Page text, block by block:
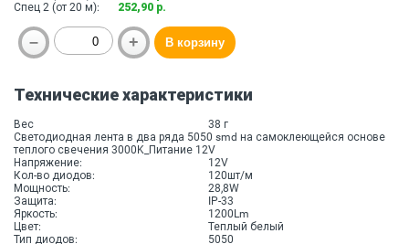
Спец 2 (от 20 м):
252,90 р.
Технические характеристики
Вес
38 г
Светодиодная лента в два ряда 5050 smd на самоклеющейся основе
теплого свечения 3000K_Питание 12V
Напряжение:
12V
Кол-во диодов:
120шт/м
Мощность:
28,8W
Защита:
IP-33
Яркость:
1200Lm
Цвет:
Теплый белый
Тип диодов:
5050